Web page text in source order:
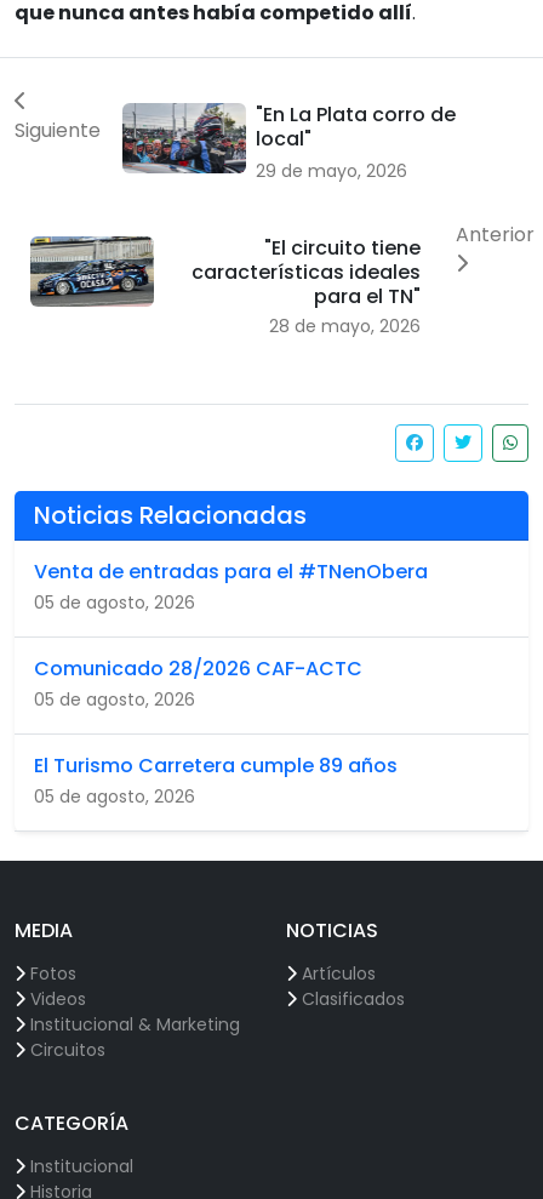
que nunca antes había competido allí.
Siguiente
"En La Plata corro de
local"
29 de mayo, 2026
"El circuito tiene
características ideales
para el TN"
28 de mayo, 2026
Anterior
Noticias Relacionadas
Venta de entradas para el #TNenObera
05 de agosto, 2026
Comunicado 28/2026 CAF-ACTC
05 de agosto, 2026
El Turismo Carretera cumple 89 años
05 de agosto, 2026
MEDIA
Fotos
Videos
Institucional & Marketing
Circuitos
NOTICIAS
Artículos
Clasificados
CATEGORÍA
Institucional
Historia